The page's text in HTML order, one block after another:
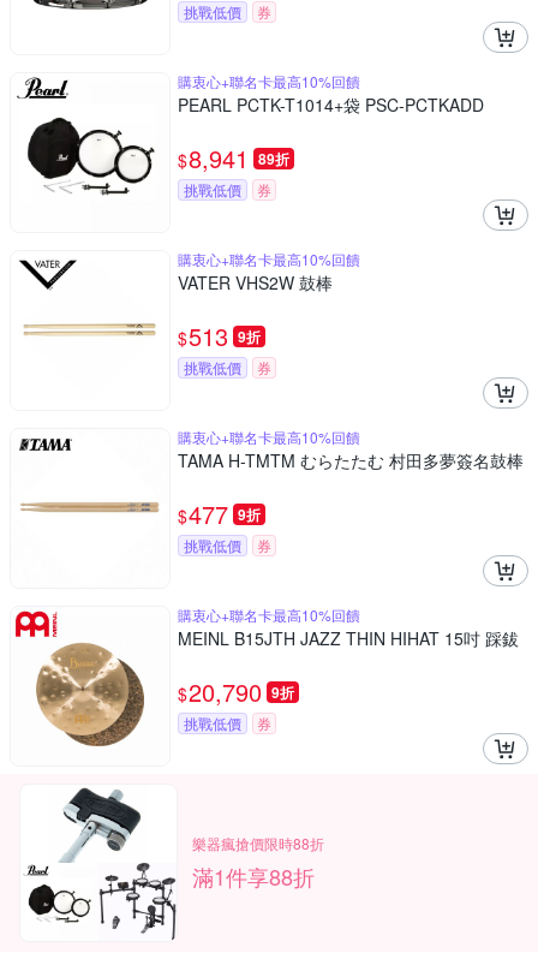
挑戰低價 券
購衷心+聯名卡最高10%回饋
PEARL PCTK-T1014+袋 PSC-PCTKADD
$8,941 89折
挑戰低價 券
購衷心+聯名卡最高10%回饋
VATER VHS2W 鼓棒
$513 9折
挑戰低價 券
購衷心+聯名卡最高10%回饋
TAMA H-TMTM むらたたむ 村田多夢簽名鼓棒
$477 9折
挑戰低價 券
購衷心+聯名卡最高10%回饋
MEINL B15JTH JAZZ THIN HIHAT 15吋 踩鈸
$20,790 9折
挑戰低價 券
樂器瘋搶價限時88折
滿1件享88折